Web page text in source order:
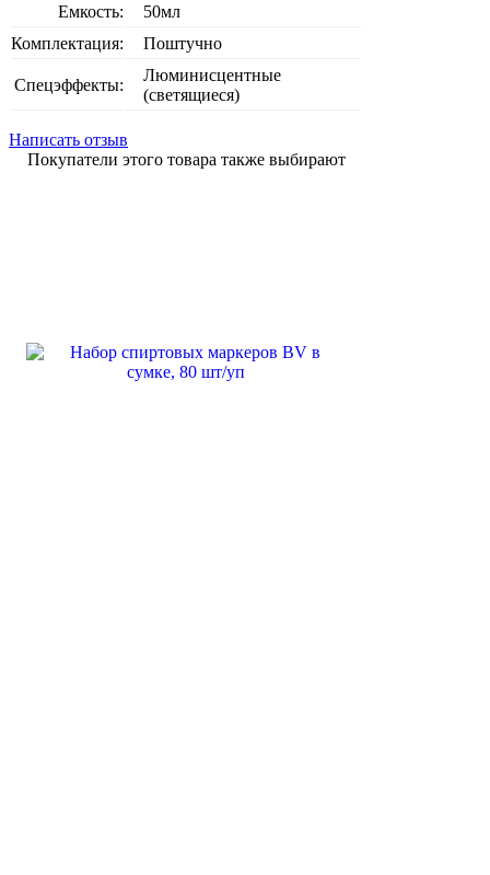
Емкость:
50мл
Комплектация:
Поштучно
Спецэффекты:
Люминисцентные
(светящиеся)
Написать отзыв
Покупатели этого товара также выбирают